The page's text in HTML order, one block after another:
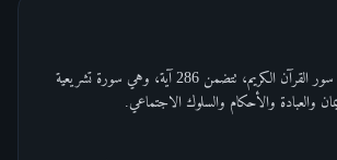
سورة البقرة هي أطول سور القرآن الكريم، تتضمن 286 آية، وهي سورة تشريعية
والعبادة والأحكام والسلوك الاجتماعي.